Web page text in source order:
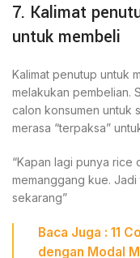
7. Kalimat
untuk membeli
Kalimat penutup untuk
melakukan pembelian.
calon konsumen untuk
merasa “terpaksa”
“Kapan lagi punya rice
memanggang kue.
sekarang”
Baca Juga : 11
dengan Modal